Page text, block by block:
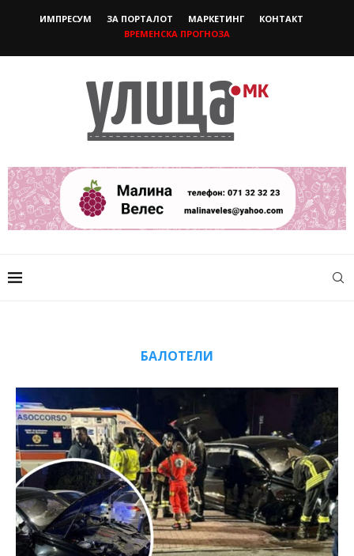
ИМПРЕСУМ ЗА ПОРТАЛОТ МАРКЕТИНГ
КОНТАКТ
ВРЕМЕНСКА ПРОГНОЗА
БАЛОТЕЛИ